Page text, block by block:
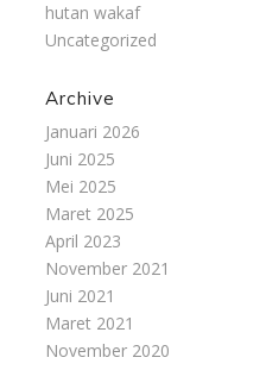
hutan wakaf
Uncategorized
Archive
Januari 2026
Juni 2025
Mei 2025
Maret 2025
April 2023
November 2021
Juni 2021
Maret 2021
November 2020